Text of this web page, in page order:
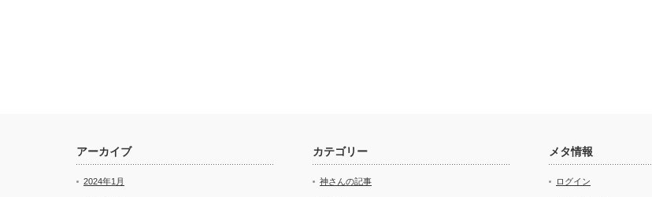
アーカイブ
2024年1月
カテゴリー
神さんの記事
メタ情報
ログイン